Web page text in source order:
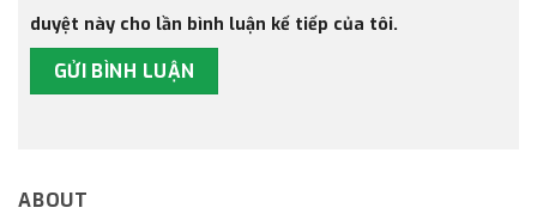
duyệt này cho lần bình luận kế tiếp của tôi.
ABOUT